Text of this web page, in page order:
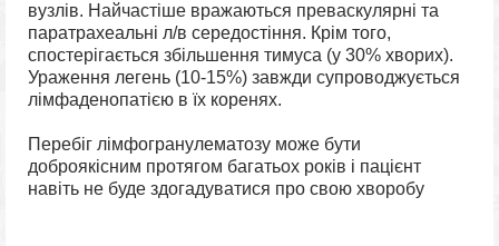
вузлів. Найчастіше вражаються преваскулярні та
паратрахеальні л/в середостіння. Крім того,
спостерігається збільшення тимуса (у 30% хворих).
Ураження легень (10-15%) завжди супроводжується
лімфаденопатією в їх коренях.
Перебіг лімфогранулематозу може бути
доброякісним протягом багатьох років і пацієнт
навіть не буде здогадуватися про свою хворобу